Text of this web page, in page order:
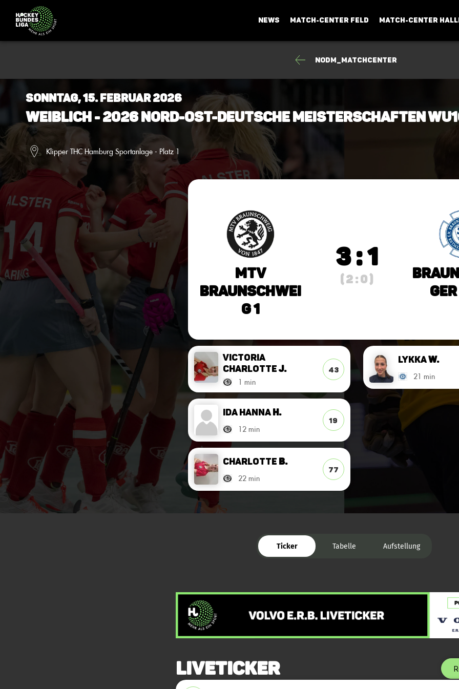
NEWS MATCH-CENTER FELD MATCH-CENTER
NODM_Matchcenter
Sonntag, 15. Februar 2026
Weiblich - 2026 Nord-Ost-Deutsche Meisterschaften
Klipper THC Hamburg Sportanlage - Platz 1
MTV
Braunschwei
g 1
3 : 1
( 2 : 0 )
ger
Victoria
CharlotteJ.
1 min
43
Ida HannaH.
12 min
19
LykkaW.
21 min
Charlotte B.
22 min
77
Ticker Tabelle Aufstellung
Liveticker